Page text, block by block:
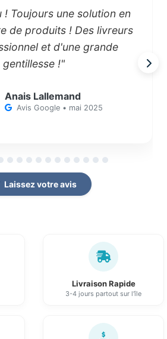
! Toujours une solution en
de produits ! Des livreurs
et d'une grande
gentillesse !"
Anais Lallemand
Avis Google • mai 2025
Laissez votre avis
Livraison Rapide
3-4 jours partout sur l'île